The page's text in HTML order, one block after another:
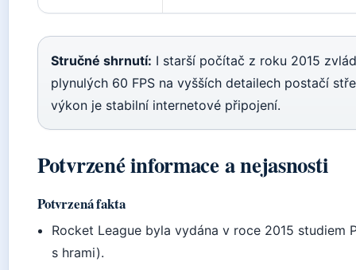
Stručné shrnutí: I starší počítač z roku 2015
plynulých 60 FPS na vyšších detailech postačí
výkon je stabilní internetové připojení.
Potvrzené informace a nejasnosti
Potvrzená fakta
Rocket League byla vydána v roce 2015
s hrami).